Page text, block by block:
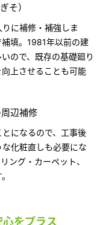
そ）
に補修・補強しま
填。1981年以前の建
ので、既存の基礎廻り
上させることも可能
辺補修
になるので、工事後
化粧直しも必要にな
ング・カーペット、
心をプラス